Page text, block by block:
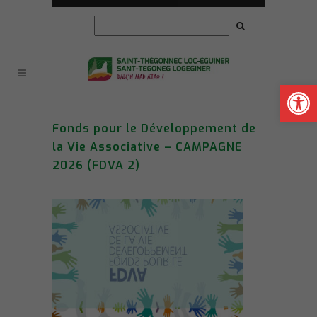
Ouvrir
Fonds pour le Développement de
la Vie Associative – CAMPAGNE
2026 (FDVA 2)